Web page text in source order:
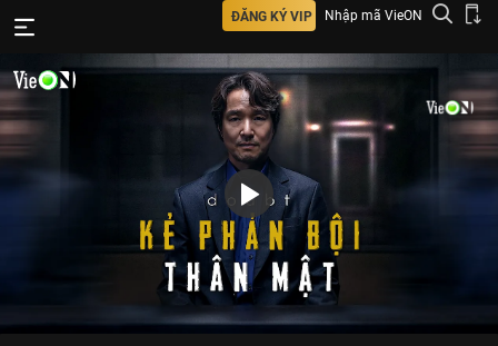
ĐĂNG KÝ VIP Nhập mã VieON